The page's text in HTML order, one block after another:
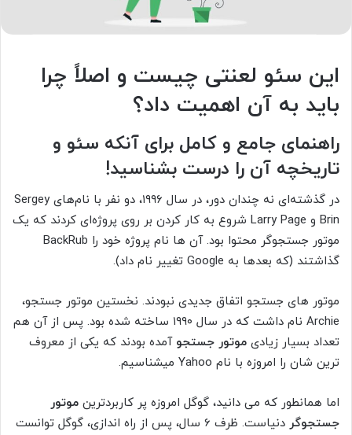
این سئو لعنتی چیست و اصلاً چرا
باید به آن اهمیت داد؟
راهنمای جامع و کامل برای آنکه سئو و
تاریخچه آن را درست بشناسید!
در گذشته‌ای نه چندان دور، در سال ۱۹۹۶، دو نفر با نام‌های Sergey
Brin و Larry Page شروع به کار کردن بر روی پروژه‌ای کردند که یک
موتور جستجوگر محتوا بود. آن ها نام پروژه خود را BackRub
گذاشتند (که بعدها به Google تغییر نام داد).
موتور های جستجو اتفاق جدیدی نبودند. نخستین موتور جستجو،
Archie نام داشت که در سال ۱۹۹۰ ساخته شده بود. پس از آن هم
تعداد بسیار زیادی موتور جستجو آمده بودند که یکی از معروف
ترین شان را امروزه با نام Yahoo میشناسیم.
اما همانطور که می دانید، گوگل امروزه پر کاربردترین موتور
جستجوگر
دنیاست. ظرف 6 سال، پس از راه اندازی، گوگل توانست